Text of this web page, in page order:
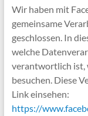
Wir haben mit
gemeinsame
geschlossen. In
welche
verantwortlich ist,
besuchen. Diese
Link einsehen:
https://